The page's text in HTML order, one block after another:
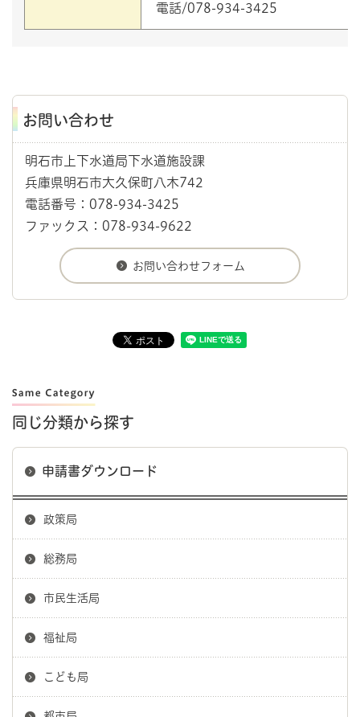
電話/078-934-3425
お問い合わせ
明石市上下水道局下水道施設課
兵庫県明石市大久保町八木742
電話番号：078-934-3425
ファックス：078-934-9622
同じ分類から探す
申請書ダウンロード
政策局
総務局
市民生活局
福祉局
こども局